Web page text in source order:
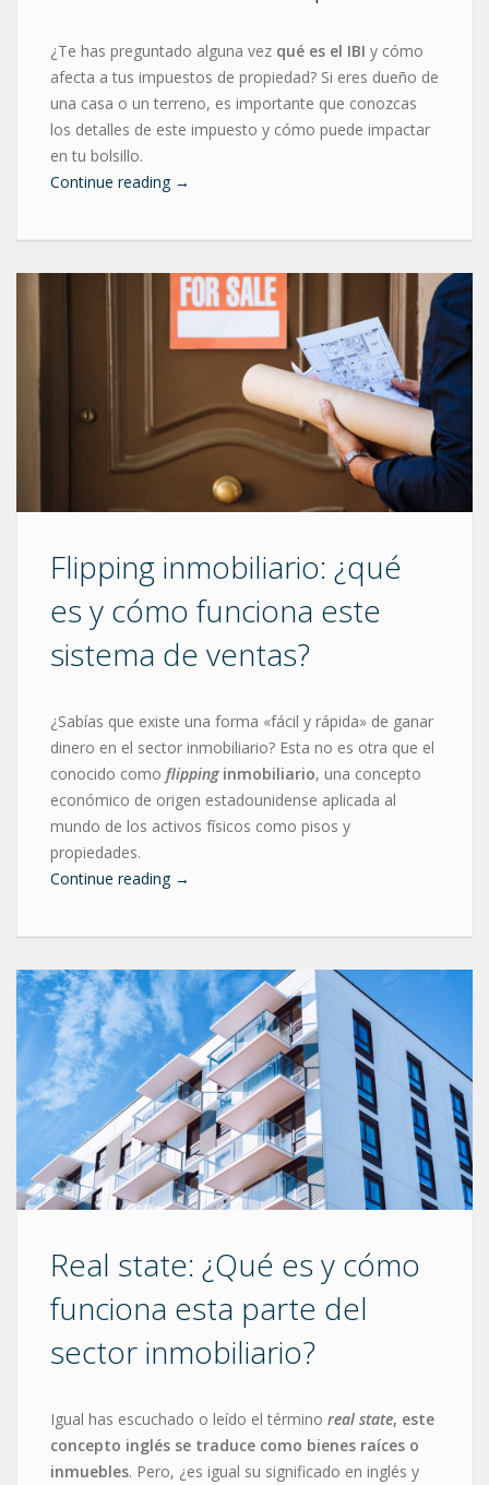
¿Te has preguntado alguna vez qué es el IBI y cómo
afecta a tus impuestos de propiedad? Si eres dueño de
una casa o un terreno, es importante que conozcas
los detalles de este impuesto y cómo puede impactar
en tu bolsillo.
Continue reading →
Flipping inmobiliario: ¿qué
es y cómo funciona este
sistema de ventas?
¿Sabías que existe una forma «fácil y rápida» de ganar
dinero en el sector inmobiliario? Esta no es otra que el
conocido como flipping inmobiliario, una concepto
económico de origen estadounidense aplicada al
mundo de los activos físicos como pisos y
propiedades.
Continue reading →
Real state: ¿Qué es y cómo
funciona esta parte del
sector inmobiliario?
Igual has escuchado o leído el término real state, este
concepto inglés se traduce como bienes raíces o
inmuebles. Pero, ¿es igual su significado en inglés y